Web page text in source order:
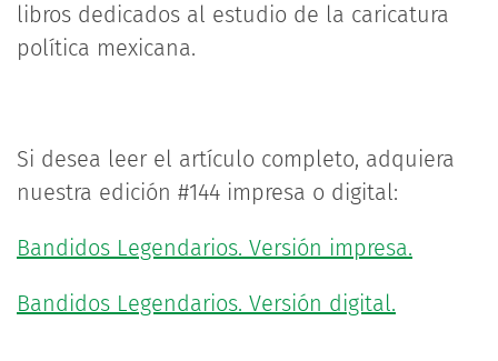
libros dedicados al estudio de la caricatura
política mexicana.
Si desea leer el artículo completo, adquiera
nuestra edición #144 impresa o digital:
Bandidos Legendarios. Versión impresa.
Bandidos Legendarios. Versión digital.